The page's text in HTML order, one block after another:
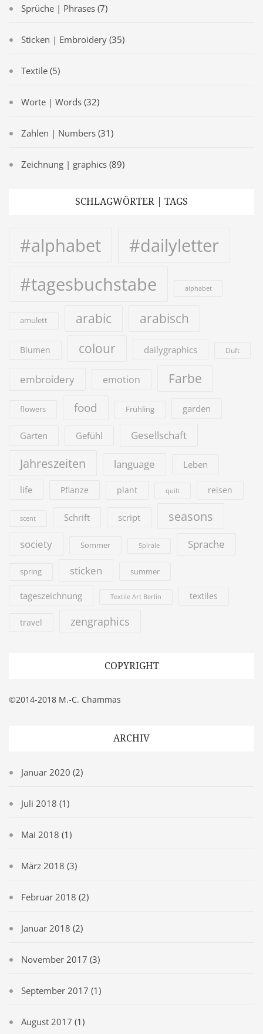
Sprüche | Phrases (7)
Sticken | Embroidery (35)
Textile (5)
Worte | Words (32)
Zahlen | Numbers (31)
Zeichnung | graphics (89)
SCHLAGWÖRTER | TAGS
#alphabet
#dailyletter
#tagesbuchstabe
alphabet
amulett arabic arabisch
Blumen colour dailygraphics Duft
embroidery emotion Farbe
flowers food Frühling garden
Garten Gefühl Gesellschaft
Jahreszeiten language Leben
life Pflanze plant quilt reisen
scent Schrift script seasons
society Sommer Spirale Sprache
spring sticken summer
tageszeichnung Textile Art Berlin textiles
travel zengraphics
COPYRIGHT
©2014-2018 M.-C. Chammas
ARCHIV
Januar 2020 (2)
Juli 2018 (1)
Mai 2018 (1)
März 2018 (3)
Februar 2018 (2)
Januar 2018 (2)
November 2017 (3)
September 2017 (1)
August 2017 (1)